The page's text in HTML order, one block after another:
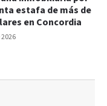
estafa de más de
en Concordia